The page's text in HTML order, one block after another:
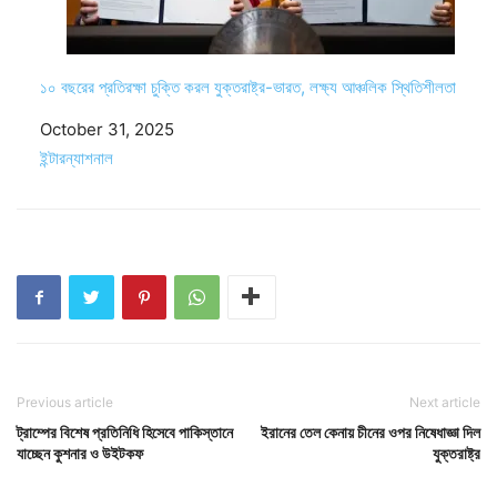
১০ বছরের প্রতিরক্ষা চুক্তি করল যুক্তরাষ্ট্র-ভারত, লক্ষ্য আঞ্চলিক স্থিতিশীলতা
Date
October 31, 2025
In relation to
ইন্টারন্যাশনাল
Previous article
ট্রাম্পের বিশেষ প্রতিনিধি হিসেবে পাকিস্তানে
যাচ্ছেন কুশনার ও উইটকফ
Next article
ইরানের তেল কেনায় চীনের ওপর নিষেধাজ্ঞা দিল
যুক্তরাষ্ট্র